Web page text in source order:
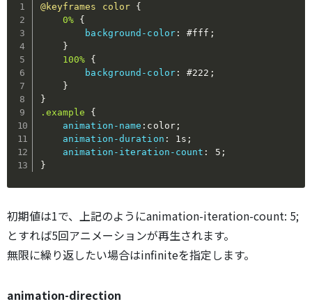
@keyframes color {
0% {
background-color: #fff ;
}
100% {
background-color: #222 ;
}
}
.example
{
animation-name : color;
animation-duration : 1s ;
animation-iteration-count : 5 ;
}
初期値は1で、上記のようにanimation-iteration-count: 5;
とすれば5回アニメーションが再生されます。
無限に繰り返したい場合はinfiniteを指定します。
animation-direction